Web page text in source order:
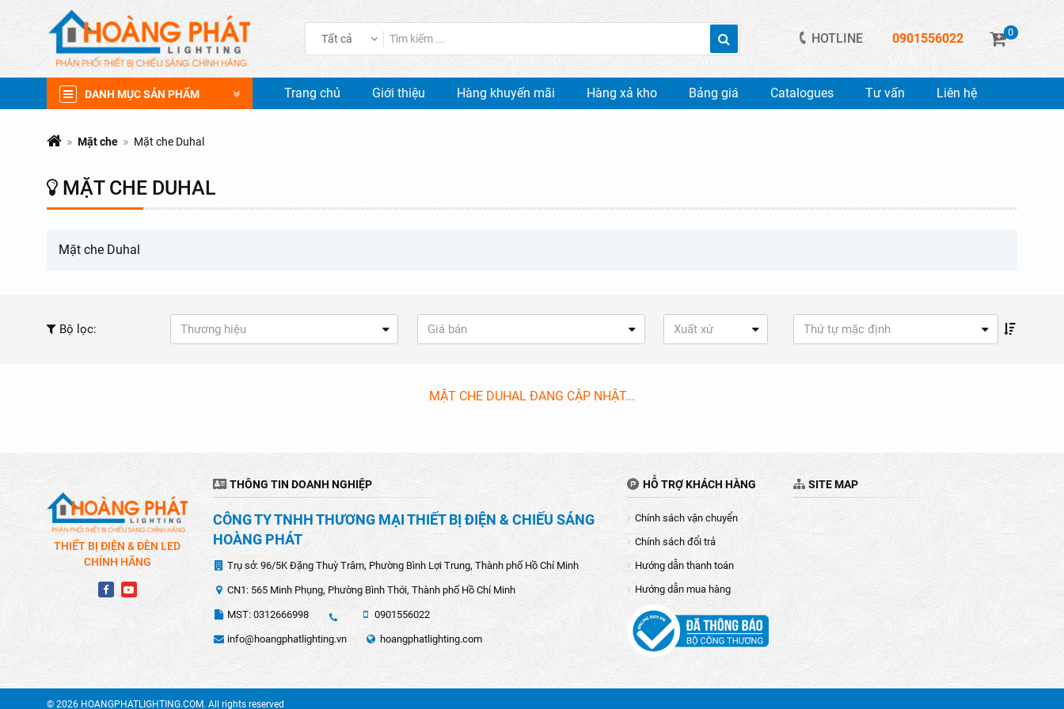
Tất cả HOTLINE 0901556022 0
DANH MỤC SẢN PHẨM Trang chủ Giới thiệu Hàng khuyến mãi Hàng xả kho Bảng giá Catalogues Tư vấn Liên hệ
Mặt che Mặt che Duhal
MẶT CHE DUHAL
Mặt che Duhal
Bộ lọc: Thương hiệu Giá bán Xuất xứ Thứ tự mặc định
MẶT CHE DUHAL ĐANG CẬP NHẬT...
THIẾT BỊ ĐIỆN & ĐÈN LED
CHÍNH HÃNG
THÔNG TIN DOANH NGHIỆP
CÔNG TY TNHH THƯƠNG MẠI THIẾT BỊ ĐIỆN & CHIẾU SÁNG
HOÀNG PHÁT
Trụ sở: 96/5K Đặng Thuỳ Trâm, Phường Bình Lợi Trung, Thành phố Hồ Chí Minh
CN1: 565 Minh Phụng, Phường Bình Thới, Thành phố Hồ Chí Minh
MST: 0312666998 0901556022
info@hoangphatlighting.vn hoangphatlighting.com
HỖ TRỢ KHÁCH HÀNG
Chính sách vận chuyển
Chính sách đổi trả
Hướng dẫn thanh toán
Hướng dẫn mua hàng
SITE MAP
© 2026 HOANGPHATLIGHTING.COM. All rights reserved